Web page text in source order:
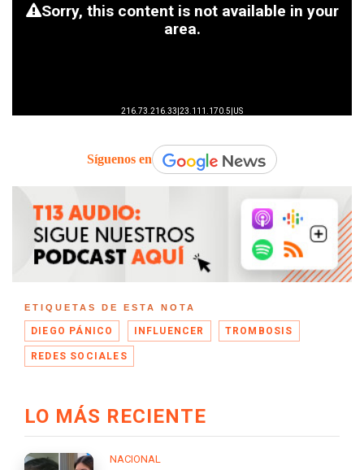
Síguenos en
ETIQUETAS DE ESTA NOTA
DIEGO PÁNICO INFLUENCER TROMBOSIS
REDES SOCIALES
LO MÁS RECIENTE
NACIONAL